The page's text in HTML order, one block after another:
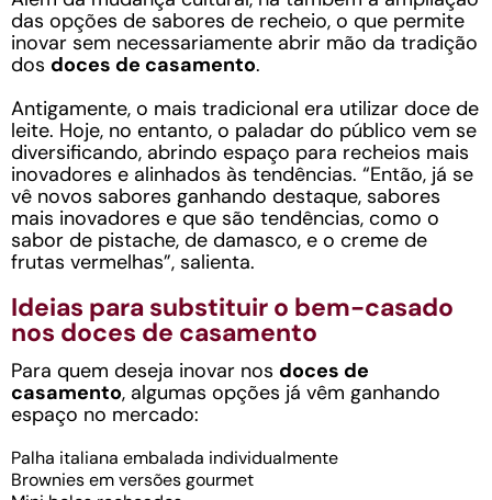
das opções de sabores de recheio, o que permite
inovar sem necessariamente abrir mão da tradição
dos doces de casamento.
Antigamente, o mais tradicional era utilizar doce de
leite. Hoje, no entanto, o paladar do público vem se
diversificando, abrindo espaço para recheios mais
inovadores e alinhados às tendências. “Então, já se
vê novos sabores ganhando destaque, sabores
mais inovadores e que são tendências, como o
sabor de pistache, de damasco, e o creme de
frutas vermelhas”, salienta.
Ideias para substituir o bem-casado
nos doces de casamento
Para quem deseja inovar nos doces de
casamento, algumas opções já vêm ganhando
espaço no mercado:
Palha italiana embalada individualmente
Brownies em versões gourmet